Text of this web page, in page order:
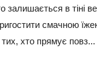
залишається в тіні
смачною
хто прямує повз...